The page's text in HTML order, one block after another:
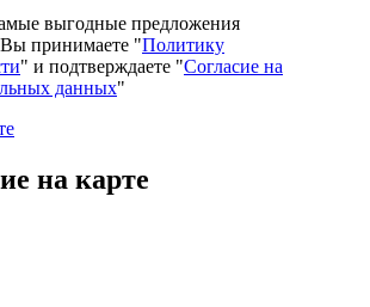
выгодные предложения
Вы принимаете "Политику
" и подтверждаете "Согласие на
данных"
на карте